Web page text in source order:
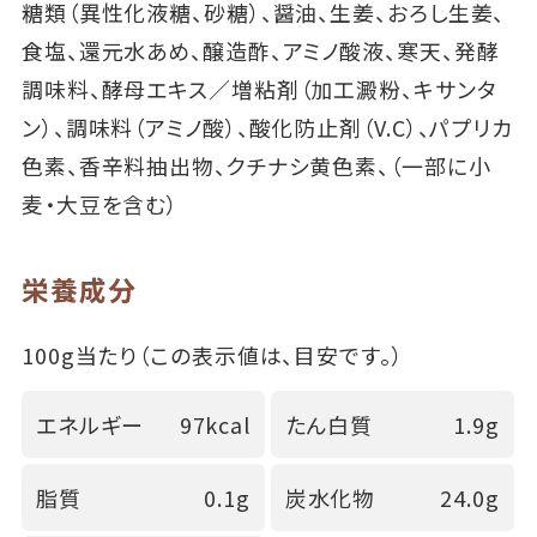
糖類（異性化液糖、砂糖）、醤油、生姜、おろし生姜、
食塩、還元水あめ、醸造酢、アミノ酸液、寒天、発酵
調味料、酵母エキス／増粘剤（加工澱粉、キサンタ
ン）、調味料（アミノ酸）、酸化防止剤（V.C）、パプリカ
色素、香辛料抽出物、クチナシ黄色素、（一部に小
麦・大豆を含む）
栄養成分
100g当たり（この表示値は、目安です。）
エネルギー 97kcal たん白質 1.9g
脂質 0.1g 炭水化物 24.0g